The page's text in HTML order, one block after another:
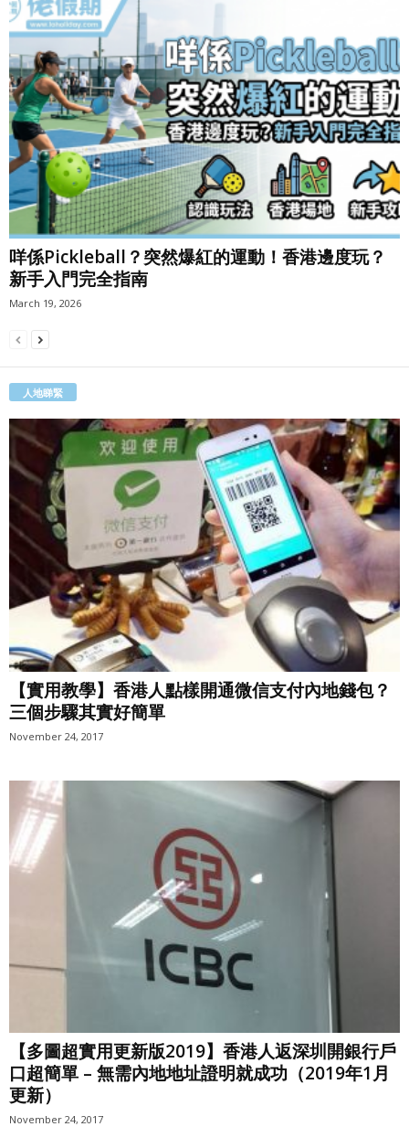
咩係Pickleball？突然爆紅的運動！香港邊度玩？
新手入門完全指南
March 19, 2026
人地睇緊
【實用教學】香港人點樣開通微信支付內地錢包？
三個步驟其實好簡單
November 24, 2017
【多圖超實用更新版2019】香港人返深圳開銀行戶
口超簡單 – 無需內地地址證明就成功（2019年1月
更新）
November 24, 2017